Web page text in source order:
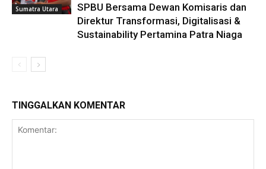
Sumatra Utara
SPBU Bersama Dewan Komisaris dan
Direktur Transformasi, Digitalisasi &
Sustainability Pertamina Patra Niaga
TINGGALKAN KOMENTAR